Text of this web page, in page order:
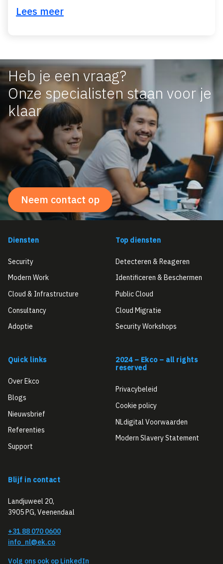
Lees meer
Heb je een vraag?
Onze specialisten staan voor je
klaar
Neem contact op
Diensten
Security
Modern Work
Cloud & Infrastructure
Consultancy
Adoptie
Top diensten
Detecteren & Reageren
Identificeren & Beschermen
Public Cloud
Cloud Migratie
Security Workshops
Quick links
Over Ekco
Blogs
Nieuwsbrief
Referenties
Support
2024 – Ekco – all rights
reserved
Privacybeleid
Cookie policy
NLdigital Voorwaarden
Modern Slavery Statement
Blijf in contact
Landjuweel 20,
3905 PG, Veenendaal
+31 88 070 0600
info_nl@ek.co
Volg ons ook op LinkedIn